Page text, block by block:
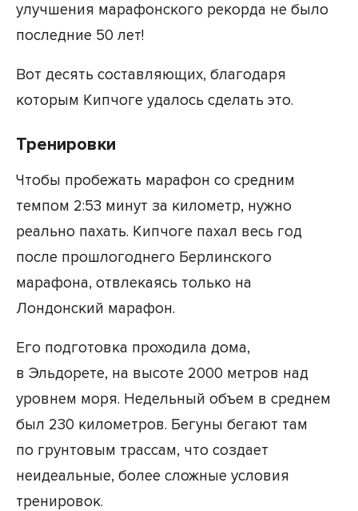
улучшения марафонского рекорда не было
последние 50 лет!
Вот десять составляющих, благодаря
которым Кипчоге удалось сделать это.
Тренировки
Чтобы пробежать марафон со средним
темпом 2:53 минут за километр, нужно
реально пахать. Кипчоге пахал весь год
после прошлогоднего Берлинского
марафона, отвлекаясь только на
Лондонский марафон.
Его подготовка проходила дома,
в Эльдорете, на высоте 2000 метров над
уровнем моря. Недельный объем в среднем
был 230 километров. Бегуны бегают там
по грунтовым трассам, что создает
неидеальные, более сложные условия
тренировок.